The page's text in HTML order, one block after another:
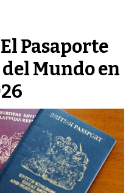
Pasaporte
del Mundo en